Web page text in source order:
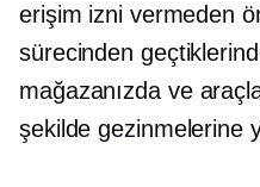
erişim izni vermeden
sürecinden
mağazanızda ve
şekilde gezinmelerine